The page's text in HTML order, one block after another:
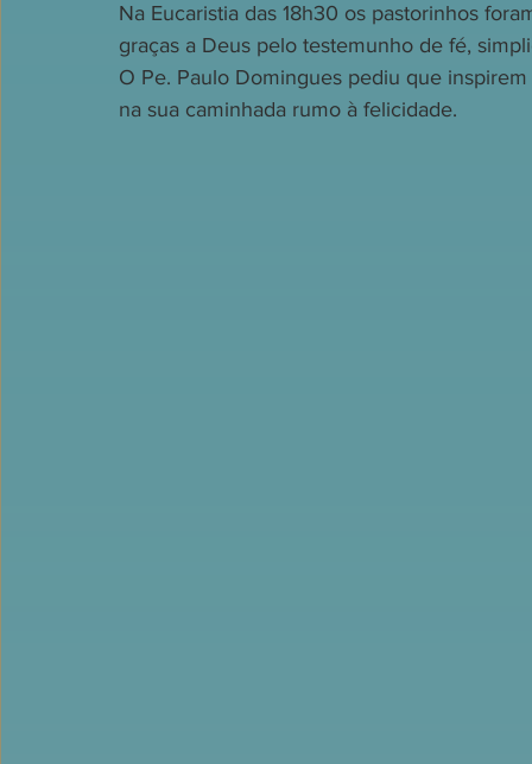
Na Eucaristia das 18h30 os pastorinhos
graças a Deus pelo testemunho de fé,
O Pe. Paulo Domingues pediu que
na sua caminhada rumo à felicidade.